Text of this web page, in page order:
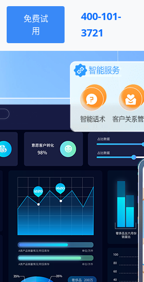
免费试
用
400-101-
3721